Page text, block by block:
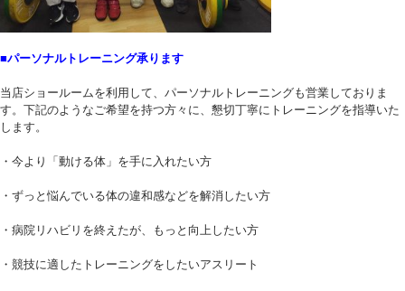
■パーソナルトレーニング承ります
当店ショールームを利用して、パーソナルトレーニングも営業しておりま
す。下記のようなご希望を持つ方々に、懇切丁寧にトレーニングを指導いた
します。
・今より「動ける体」を手に入れたい方
・ずっと悩んでいる体の違和感などを解消したい方
・病院リハビリを終えたが、もっと向上したい方
・競技に適したトレーニングをしたいアスリート